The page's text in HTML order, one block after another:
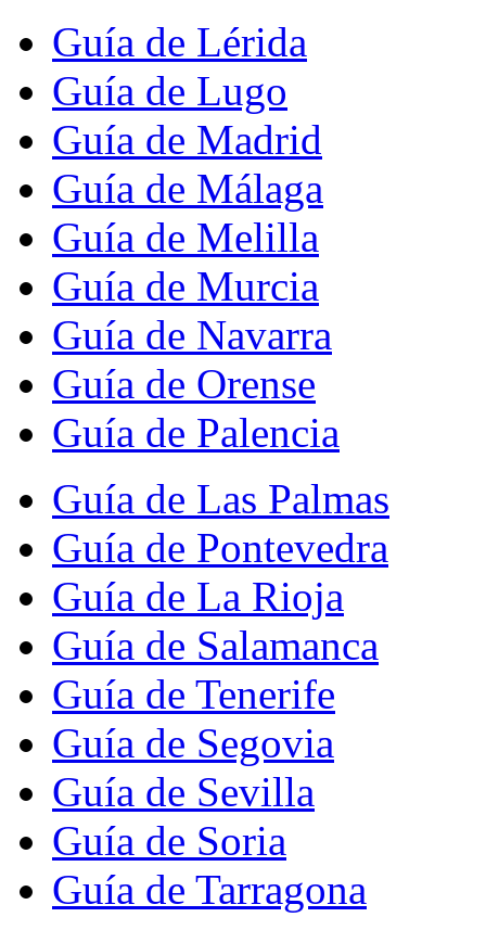
Guía de Lérida
Guía de Lugo
Guía de Madrid
Guía de Málaga
Guía de Melilla
Guía de Murcia
Guía de Navarra
Guía de Orense
Guía de Palencia
Guía de Las Palmas
Guía de Pontevedra
Guía de La Rioja
Guía de Salamanca
Guía de Tenerife
Guía de Segovia
Guía de Sevilla
Guía de Soria
Guía de Tarragona